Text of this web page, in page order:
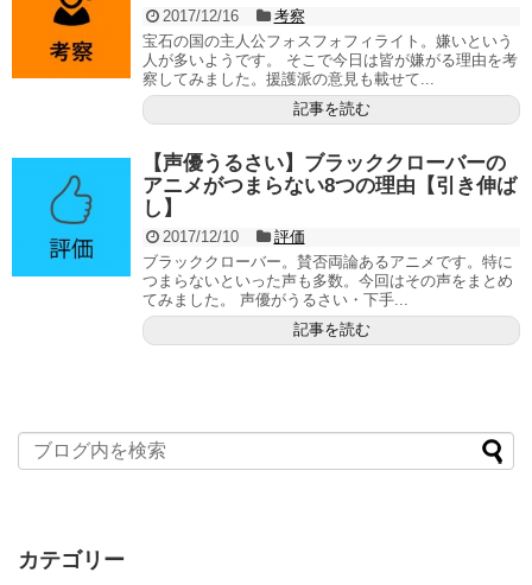
2017/12/16
考察
宝石の国の主人公フォスフォフィライト。嫌いという
人が多いようです。 そこで今日は皆が嫌がる理由を考
察してみました。援護派の意見も載せて...
記事を読む
【声優うるさい】ブラッククローバーの
アニメがつまらない8つの理由【引き伸ば
し】
2017/12/10
評価
ブラッククローバー。賛否両論あるアニメです。特に
つまらないといった声も多数。今回はその声をまとめ
てみました。 声優がうるさい・下手...
記事を読む
カテゴリー